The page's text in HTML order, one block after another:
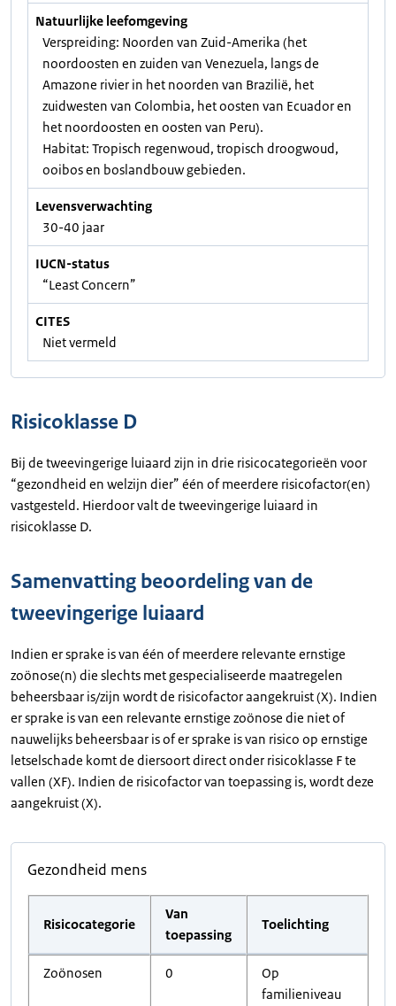
Natuurlijke leefomgeving
Verspreiding: Noorden van Zuid-Amerika (het
noordoosten en zuiden van Venezuela, langs de
Amazone rivier in het noorden van Brazilië, het
zuidwesten van Colombia, het oosten van Ecuador en
het noordoosten en oosten van Peru).
Habitat: Tropisch regenwoud, tropisch droogwoud,
ooibos en boslandbouw gebieden.
Levensverwachting
30-40 jaar
IUCN-status
“Least Concern”
CITES
Niet vermeld
Risicoklasse D
Bij de tweevingerige luiaard zijn in drie risicocategorieën voor
“gezondheid en welzijn dier” één of meerdere risicofactor(en)
vastgesteld. Hierdoor valt de tweevingerige luiaard in
risicoklasse D.
Samenvatting beoordeling van de
tweevingerige luiaard
Indien er sprake is van één of meerdere relevante ernstige
zoönose(n) die slechts met gespecialiseerde maatregelen
beheersbaar is/zijn wordt de risicofactor aangekruist (X). Indien
er sprake is van een relevante ernstige zoönose die niet of
nauwelijks beheersbaar is of er sprake is van risico op ernstige
letselschade komt de diersoort direct onder risicoklasse F te
vallen (XF). Indien de risicofactor van toepassing is, wordt deze
aangekruist (X).
Gezondheid mens
Risicocategorie
Van
toepassing
Toelichting
Zoönosen 0
Op
familieniveau